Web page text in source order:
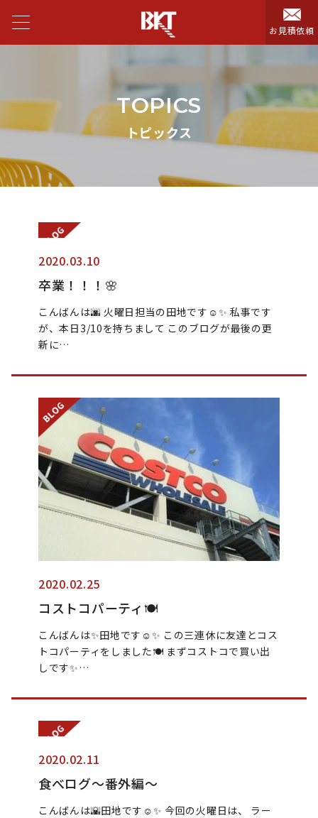
お見積依頼
TOPICS
トピックス
2020.03.10
卒業！！！🌸
こんばんは🌆 火曜日担当の田地です☺︎✨ 私事です
が、本日3/10を持ちまして このブログが最後の更
新に…
2020.02.25
コストコパーティ🍽
こんばんは✨田地です☺︎✨ この三連休に友達とコス
トコパーティをしました🍽 まずコストコで買い出
しです✨…
2020.02.11
食べログ〜番外編〜
こんばんは🌇田地です☺︎✨ 今回の火曜日は、 ラー